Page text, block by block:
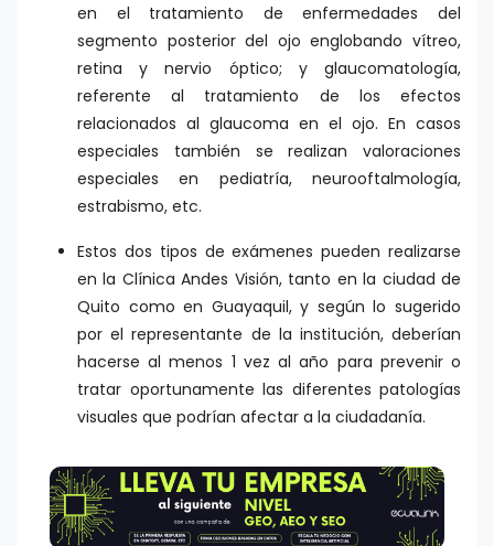
en el tratamiento de enfermedades del
segmento posterior del ojo englobando vítreo,
retina y nervio óptico; y glaucomatología,
referente al tratamiento de los efectos
relacionados al glaucoma en el ojo. En casos
especiales también se realizan valoraciones
especiales en pediatría, neurooftalmología,
estrabismo, etc.
Estos dos tipos de exámenes pueden realizarse
en la Clínica Andes Visión, tanto en la ciudad de
Quito como en Guayaquil, y según lo sugerido
por el representante de la institución, deberían
hacerse al menos 1 vez al año para prevenir o
tratar oportunamente las diferentes patologías
visuales que podrían afectar a la ciudadanía.